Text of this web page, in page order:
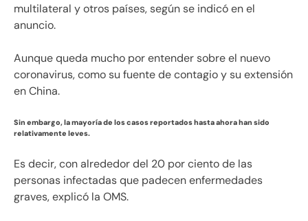
multilateral y otros países, según se indicó en el
anuncio.
Aunque queda mucho por entender sobre el nuevo
coronavirus, como su fuente de contagio y su extensión
en China.
Sin embargo, la mayoría de los casos reportados hasta ahora han sido
relativamente leves.
Es decir, con alrededor del 20 por ciento de las
personas infectadas que padecen enfermedades
graves, explicó la OMS.